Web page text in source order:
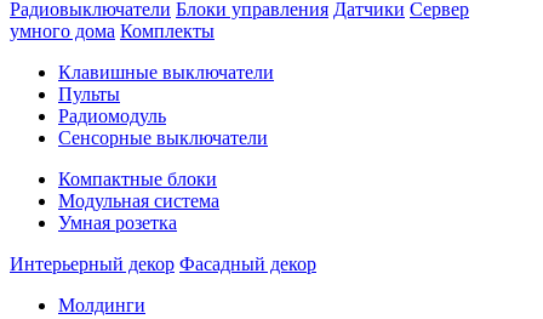
Радиовыключатели Блоки управления Датчики Сервер
умного дома Комплекты
Клавишные выключатели
Пульты
Радиомодуль
Сенсорные выключатели
Компактные блоки
Модульная система
Умная розетка
Интерьерный декор Фасадный декор
Молдинги